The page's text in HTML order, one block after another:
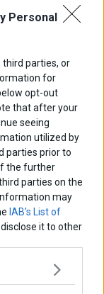
Personal
parties, or
for
opt-out
that after your
seeing
utilized by
parties prior to
the further
parties on the
may
IAB’s List of
it to other
ερμηνείες